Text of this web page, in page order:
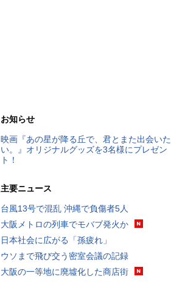
お知らせ
映画『あの星が降る丘で、君とまた出会いた
い。』オリジナルグッズを3名様にプレゼン
ト！
主要ニュース
台風13号で混乱 沖縄で負傷者5人
大阪メトロの列車でモバブ発火か
日本社会に広がる「孫疲れ」
ウソまで飛び交う密室会議の記録
大阪の一等地に廃墟化した商店街